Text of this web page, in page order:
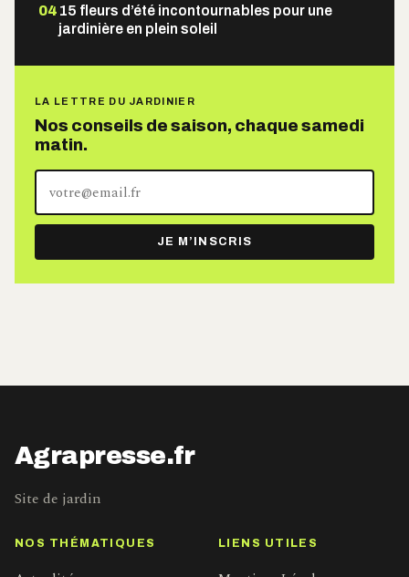
04 15 fleurs d’été incontournables pour une
jardinière en plein soleil
LA LETTRE DU JARDINIER
Nos conseils de saison, chaque samedi
matin.
Votre
adresse
e-
mail
JE M’INSCRIS
Agrapresse.fr
Site de jardin
NOS THÉMATIQUES LIENS UTILES